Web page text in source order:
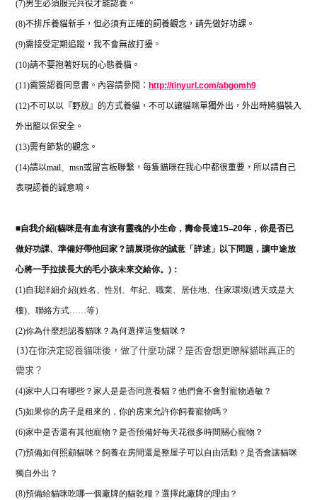
(7)男生必須服完兵役才能認養。
(8)不排斥養貓新手，但必須有正確的飼養觀念，請先做好功課。
(9)需接受定期追蹤，我不會無故打擾。
(10)請不要抱著好玩的心態養貓。
(11)需簽認養同意書。內容請參閱： http://tinyurl.com/abgomh9
(12)不可以以『野放』的方式養貓，不可以讓貓咪單獨外出，外出時將貓裝入
外出籠以保安全。
(13)需有節紮的觀念。
(14)請以mail、 msn或留言板聯繫，每隻貓咪在我心中都很重要，所以請自己
表現認養的誠意唷。
■自我介紹(貓咪是有血有淚有靈魂的小生命，壽命長達15–20年，你是否已
做好功課、準備好帶他回家？請展現你的誠意「詳述」以下問題，讓中途放
心將一手拉拔長大的毛小孩未來交給你。)：
(1)自我詳細介紹(姓名、性別、年紀、職業、居住地、住家環境(透天或是大
樓)、聯絡方式……等）
(2)你為什麼想認養貓咪？為何選擇這隻貓咪？
(3)在你決定認養貓咪後，做了什麼功課？是否會想更瞭解貓咪真正的
需求？
(4)家中人口有哪些？家人是是否同意養貓？他們會不會對寵物過敏？
(5)如果你的房子是租來的，你的房東允許你飼養寵物嗎？
(6)家中是否還有其他寵物？是否預備好每天花很多時間關心寵物？
(7)預備如何照顧貓咪？飼養在房間還是整屋子可以自由活動？是否會讓貓咪
獨自外出？
(8)預備給貓咪吃哪一個廠牌的貓乾糧？ 選擇此廠牌的理由？